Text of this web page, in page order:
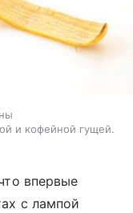
и кофейной гущей.
впервые
с лампой